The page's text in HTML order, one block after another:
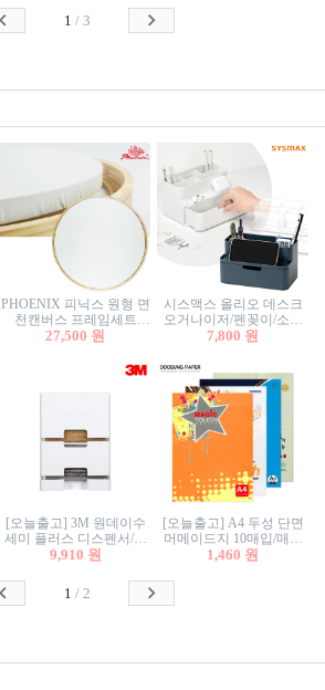
함/소화기거치대/소화기
1 / 3
PHOENIX 피닉스 원형 면
천캔버스 프레임세트
30cm/원형캔버스/플로팅
27,500 원
시스맥스 올리오 데스크
오거나이저/펜꽂이/소품
꽂이/소품함/정리함/수납
7,800 원
[오늘출고] 3M 원데이수
세미 플러스 디스펜서/소
프트수세미5매+강력수세
9,910 원
[오늘출고] A4 두성 단면
머메이드지 10매입/매직
터치/색지/색상지/색복사
칼라색지/고급복사지
1,460 원
1 / 2